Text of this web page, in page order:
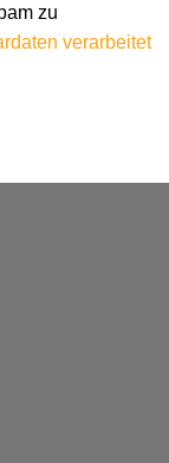
zu
verarbeitet